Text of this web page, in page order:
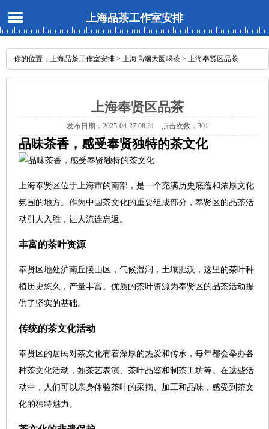
上海品茶工作室安排
你的位置： 上海品茶工作室安排 > 上海高端大圈喝茶 > 上海奉贤区品茶
上海奉贤区品茶
发布日期：2025-04-27 08:31 点击次数：301
品味茶香，感受奉贤独特的茶文化
上海奉贤区位于上海市的南部，是一个充满历史底蕴和浓厚文化
氛围的地方。作为中国茶文化的重要组成部分，奉贤区的品茶活
动引人入胜，让人流连忘返。
丰富的茶叶资源
奉贤区地处沪南丘陵山区，气候湿润，土壤肥沃，这里的茶叶种
植历史悠久，产量丰富。优质的茶叶资源为奉贤区的品茶活动提
供了坚实的基础。
传统的茶文化活动
奉贤区的居民对茶文化有着深厚的热爱和传承，每年都会举办各
种茶文化活动，如茶艺表演、茶叶品鉴和制茶工坊等。在这些活
动中，人们可以亲身体验茶叶的采摘、加工和品味，感受到茶文
化的独特魅力。